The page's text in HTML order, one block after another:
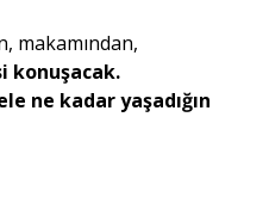
makamından,
konuşacak.
ne kadar yaşadığın